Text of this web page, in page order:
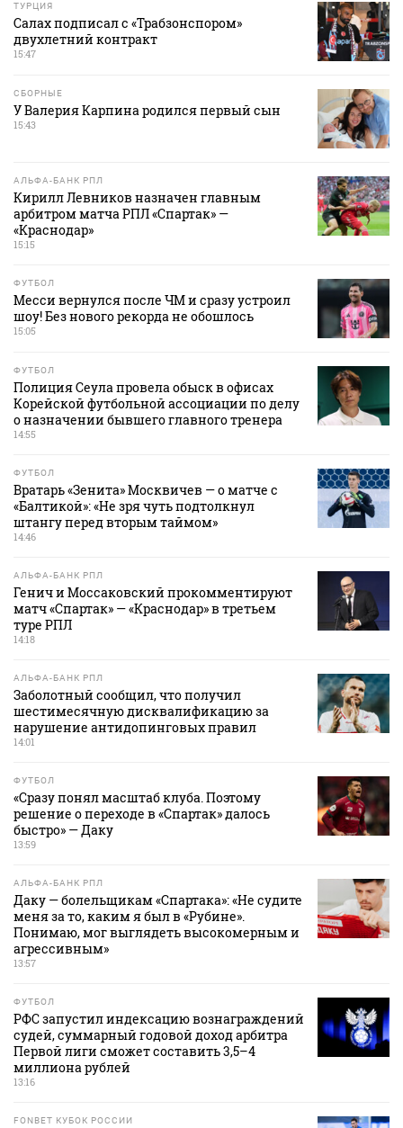
ТУРЦИЯ
Салах подписал с «Трабзонспором»
двухлетний контракт
15:47
СБОРНЫЕ
У Валерия Карпина родился первый сын
15:43
АЛЬФА-БАНК РПЛ
Кирилл Левников назначен главным
арбитром матча РПЛ «Спартак» —
«Краснодар»
15:15
ФУТБОЛ
Месси вернулся после ЧМ и сразу устроил
шоу! Без нового рекорда не обошлось
15:05
ФУТБОЛ
Полиция Сеула провела обыск в офисах
Корейской футбольной ассоциации по делу
о назначении бывшего главного тренера
14:55
ФУТБОЛ
Вратарь «Зенита» Москвичев — о матче с
«Балтикой»: «Не зря чуть подтолкнул
штангу перед вторым таймом»
14:46
АЛЬФА-БАНК РПЛ
Генич и Моссаковский прокомментируют
матч «Спартак» — «Краснодар» в третьем
туре РПЛ
14:18
АЛЬФА-БАНК РПЛ
Заболотный сообщил, что получил
шестимесячную дисквалификацию за
нарушение антидопинговых правил
14:01
ФУТБОЛ
«Сразу понял масштаб клуба. Поэтому
решение о переходе в «Спартак» далось
быстро» — Даку
13:59
АЛЬФА-БАНК РПЛ
Даку — болельщикам «Спартака»: «Не судите
меня за то, каким я был в «Рубине».
Понимаю, мог выглядеть высокомерным и
агрессивным»
13:57
ФУТБОЛ
РФС запустил индексацию вознаграждений
судей, суммарный годовой доход арбитра
Первой лиги сможет составить 3,5–4
миллиона рублей
13:16
FONBET КУБОК РОССИИ